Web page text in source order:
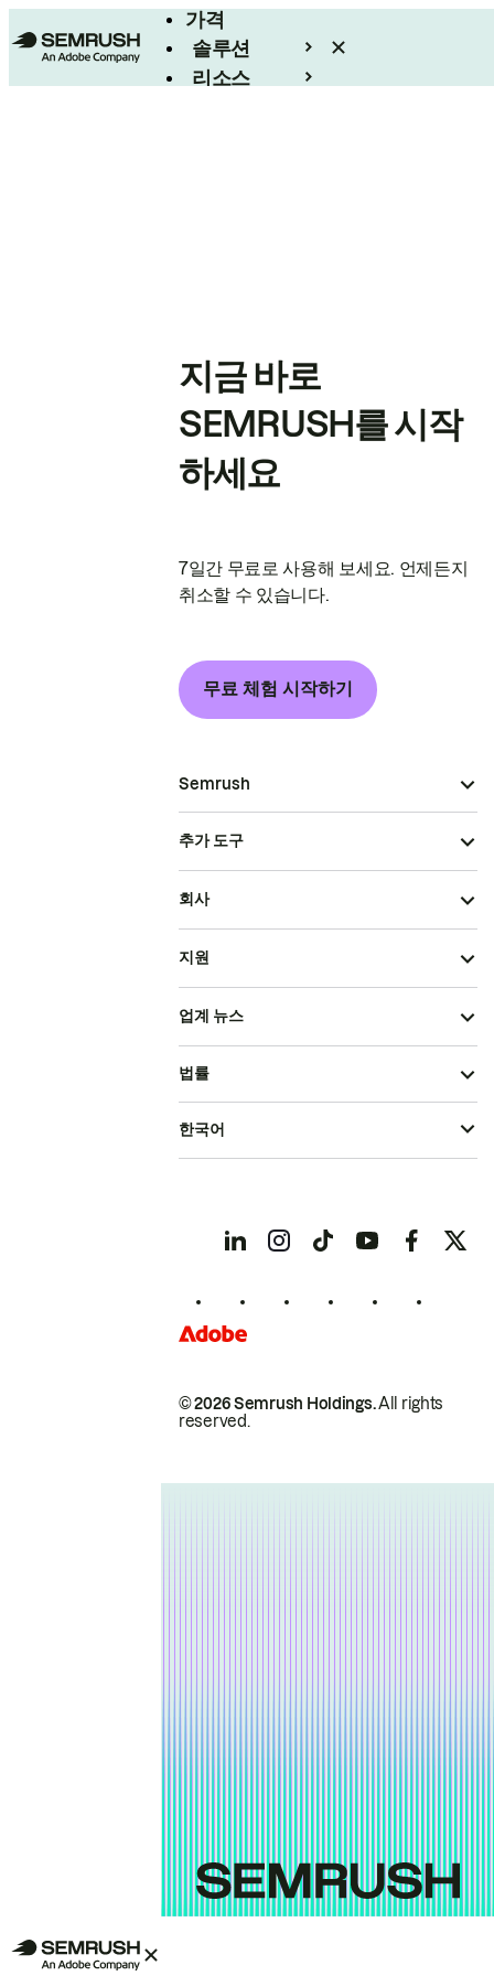
가격
솔루션
리소스
지금 바로
SEMRUSH를 시작
하세요
7일간 무료로 사용해 보세요. 언제든지
취소할 수 있습니다.
무료 체험 시작하기
Semrush
추가 도구
회사
지원
업계 뉴스
© 2026 Semrush Holdings.All rights
reserved.
법률
한국어